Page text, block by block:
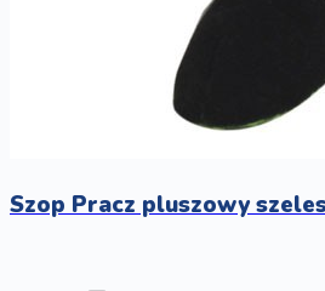
Szop Pracz pluszowy